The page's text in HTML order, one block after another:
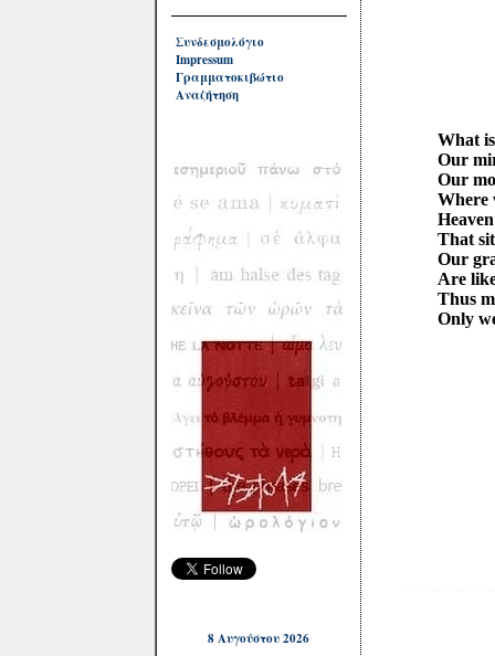
Συνδεσμολόγιο
Impressum
Γραμματοκιβώτιο
Αναζήτηση
8 Αυγούστου 2026
What is
Our
Our
Where
Heaven
That sits
Our
Are like
Thus
Only we